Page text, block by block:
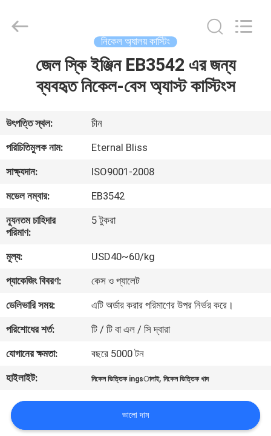
ভিডিও
আমাদের
সম্পর্কে
ভ্রমণ
মান
নিয়ন্ত্রণ
যোগাযোগ
করুন
খবর
Forging
নিকেল অ্যালয় কাস্টিং
জেল স্কি ইঞ্জিন EB3542 এর জন্য
ব্যবহৃত নিকেল-বেস অ্যাস্ট কাস্টিংস
উৎপত্তি স্থল:
চীন
পরিচিতিমুলক নাম:
Eternal Bliss
সাক্ষ্যদান:
ISO9001-2008
মডেল নম্বার:
EB3542
ন্যূনতম চাহিদার
পরিমাণ:
5 টুকরা
মূল্য:
USD40~60/kg
প্যাকেজিং বিবরণ:
কেস ও প্যালেট
ডেলিভারি সময়:
এটি অর্ডার করার পরিমাণের উপর নির্ভর করে।
পরিশোধের শর্ত:
টি / টি বা এল / সি দ্বারা
যোগানের ক্ষমতা:
বছরে 5000 টন
হাইলাইট:
নিকেল ভিত্তিক ingsালাই,নিকেল ভিত্তিক খাদ
ভালো দাম